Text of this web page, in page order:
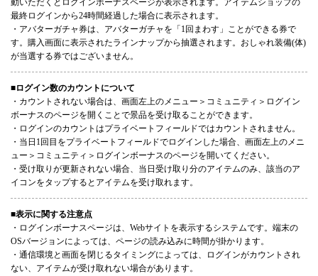
動いただくとログインボーナスページが表示されます。アイテムショップの
最終ログインから24時間経過した場合に表示されます。
・アバターガチャ券は、アバターガチャを「1回まわす」ことができる券で
す。購入画面に表示されたラインナップから抽選されます。おしゃれ装備(体)
が当選する券ではございません。
■ログイン数のカウントについて
・カウントされない場合は、画面左上のメニュー＞コミュニティ＞ログイン
ボーナスのページを開くことで景品を受け取ることができます。
・ログインのカウントはプライベートフィールドではカウントされません。
・当日1回目をプライベートフィールドでログインした場合、画面左上のメニ
ュー＞コミュニティ＞ログインボーナスのページを開いてください。
・受け取りが更新されない場合、当日受け取り分のアイテムのみ、該当のア
イコンをタップするとアイテムを受け取れます。
■表示に関する注意点
・ログインボーナスページは、Webサイトを表示するシステムです。端末の
OSバージョンによっては、ページの読み込みに時間が掛かります。
・通信環境と画面を閉じるタイミングによっては、ログインがカウントされ
ない、アイテムが受け取れない場合があります。